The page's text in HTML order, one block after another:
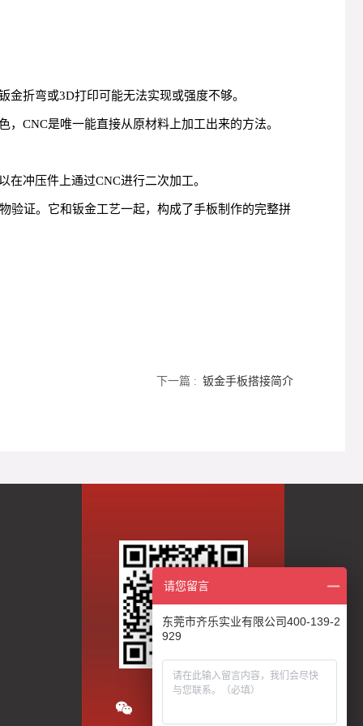
折弯或3D打印可能无法实现或强度不够。
CNC是唯一能直接从原材料上加工出来的方法。
冲压件上通过CNC进行二次加工。
验证。它和钣金工艺一起，构成了手板制作的完整拼
下一篇 : 钣金手板搭接简介
请您留言
东莞市齐乐实业有限公司400-139-2
929